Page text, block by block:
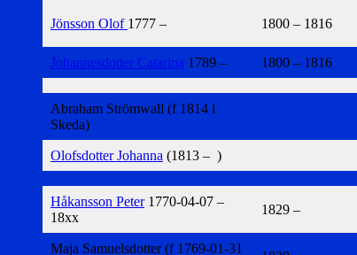
Jönsson Olof 1777 – 1800 – 1816
Johannesdotter Catarina 1789 – 1800 – 1816
Abraham Strömwall (f 1814 i
Skeda)
Olofsdotter Johanna (1813 – )
Håkansson Peter1770-04-07 –
18xx
1829 –
Maja Samuelsdotter (f 1769-01-31